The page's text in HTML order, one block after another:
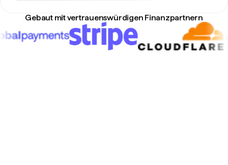
Gebaut mit vertrauenswürdigen Finanzpartnern